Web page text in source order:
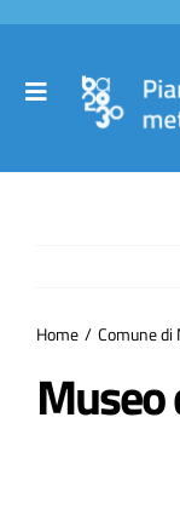
Salta
contenuto
Toggle
Home Comune